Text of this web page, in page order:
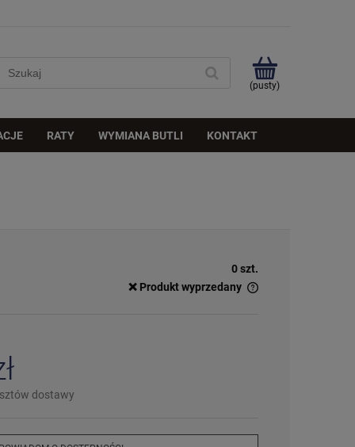
(pusty)
RATY WYMIANA BUTLI KONTAKT
0 szt.
❌ Produkt wyprzedany
⛔Wycofany
dostawy